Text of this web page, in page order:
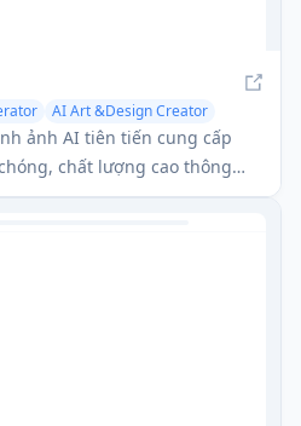
AI Art &Design Creator
ảnh AI tiên tiến cung cấp
chất lượng cao thông
Pro, Dev và Schnell.